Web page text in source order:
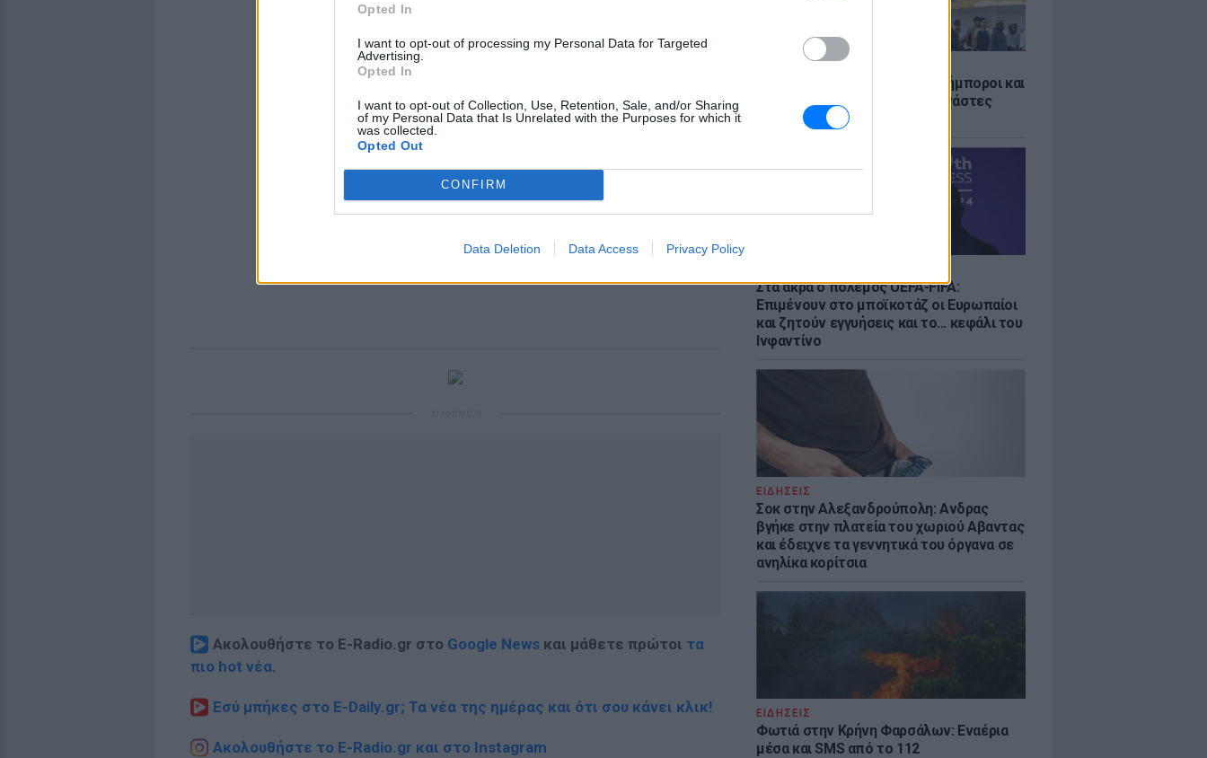
Opted In
I want to opt-out of processing my Personal Data for Targeted
Advertising.
Opted In
I want to opt-out of Collection, Use, Retention, Sale, and/or Sharing
of my Personal Data that Is Unrelated with the Purposes for which it
was collected.
Opted Out
CONFIRM
Data Deletion Data Access Privacy Policy
ΕΙΔΗΣΕΙΣ
Θέουτα: «Οι κάτοικοι είναι ανήμποροι και
γεμάτοι αγωνία» - 5.000 μετανάστες
παραμένουν στην περιοχή
Στα άκρα ο πόλεμος UEFA-FIFA:
Επιμένουν στο μποϊκοτάζ οι Ευρωπαίοι
και ζητούν εγγυήσεις και το... κεφάλι του
Ινφαντίνο
ΕΙΔΗΣΕΙΣ
Σοκ στην Αλεξανδρούπολη: Ανδρας
βγήκε στην πλατεία του χωριού Αβαντας
και έδειχνε τα γεννητικά του όργανα σε
ανηλίκα κορίτσια
ΕΙΔΗΣΕΙΣ
Φωτιά στην Κρήνη Φαρσάλων: Εναέρια
μέσα και SMS από το 112
Ακολουθήστε το E-Radio.gr στο Google News και μάθετε πρώτοι τα
πιο hot νέα.
Εσύ μπήκες στο E-Daily.gr; Τα νέα της ημέρας και ότι σου κάνει κλικ!
Ακολουθήστε το E-Radio.gr και στο Instagram